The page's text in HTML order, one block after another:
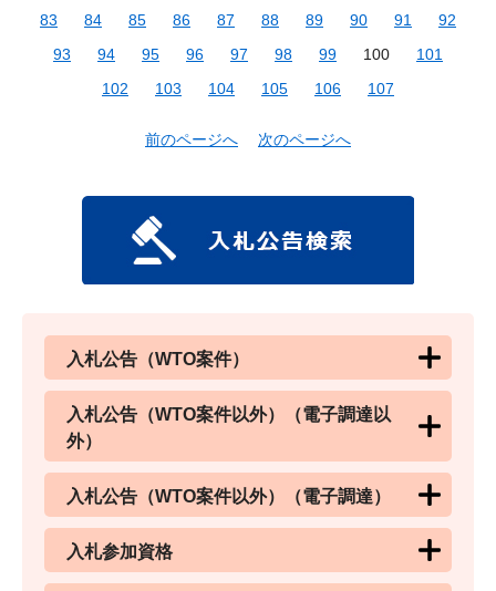
83
84 85 86 87 88 89 90 91
92
93
94 95 96 97 98 99 100
101
102
103 104 105 106 107
前のページへ 次のページへ
入札公告（WTO案件）
入札公告（WTO案件以外）（電子調達以
外）
入札公告（WTO案件以外）（電子調達）
入札参加資格